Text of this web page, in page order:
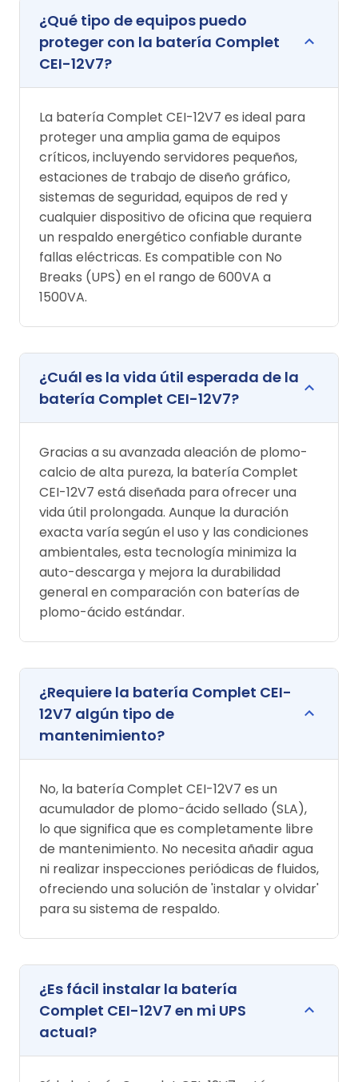
¿Qué tipo de equipos puedo
proteger con la batería Complet
CEI-12V7?
La batería Complet CEI-12V7 es ideal para
proteger una amplia gama de equipos
críticos, incluyendo servidores pequeños,
estaciones de trabajo de diseño gráfico,
sistemas de seguridad, equipos de red y
cualquier dispositivo de oficina que requiera
un respaldo energético confiable durante
fallas eléctricas. Es compatible con No
Breaks (UPS) en el rango de 600VA a
1500VA.
¿Cuál es la vida útil esperada de la
batería Complet CEI-12V7?
Gracias a su avanzada aleación de plomo-
calcio de alta pureza, la batería Complet
CEI-12V7 está diseñada para ofrecer una
vida útil prolongada. Aunque la duración
exacta varía según el uso y las condiciones
ambientales, esta tecnología minimiza la
auto-descarga y mejora la durabilidad
general en comparación con baterías de
plomo-ácido estándar.
¿Requiere la batería Complet CEI-
12V7 algún tipo de
mantenimiento?
No, la batería Complet CEI-12V7 es un
acumulador de plomo-ácido sellado (SLA),
lo que significa que es completamente libre
de mantenimiento. No necesita añadir agua
ni realizar inspecciones periódicas de fluidos,
ofreciendo una solución de 'instalar y olvidar'
para su sistema de respaldo.
¿Es fácil instalar la batería
Complet CEI-12V7 en mi UPS
actual?